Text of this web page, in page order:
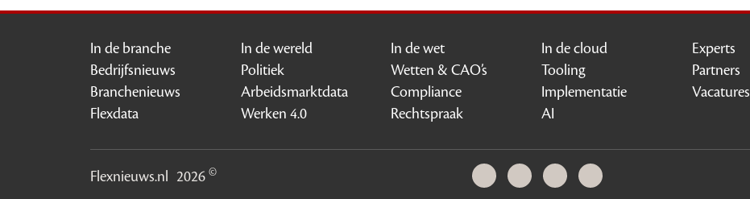
In de branche
Bedrijfsnieuws
Branchenieuws
Flexdata
In de wereld
Politiek
Arbeidsmarktdata
Werken 4.0
In de wet
Wetten & CAO’s
Compliance
Rechtspraak
In de cloud
Tooling
Implementatie
AI
Experts
Partners
Vacatures
Flexnieuws.nl 2026 ©